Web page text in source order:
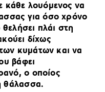
κάθε λουόμενος να
για όσο χρόνο
θελήσει πλάι στη
δίχως
κυμάτων και να
βάφει
ο οποίος
θάλασσα.